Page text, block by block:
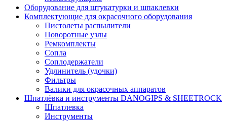
Оборудование для штукатурки и шпаклевки
Комплектующие для окрасочного оборудования
Пистолеты распылители
Поворотные узлы
Ремкомплекты
Сопла
Соплодержатели
Удлинитель (удочки)
Фильтры
Валики для окрасочных аппаратов
Шпатлёвка и инструменты DANOGIPS & SHEETROCK
Шпатлевка
Инструменты